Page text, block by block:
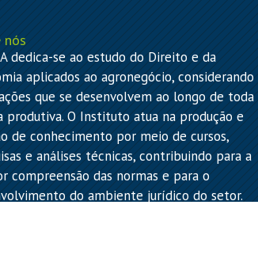
nós
dedica-se ao estudo do Direito e da
aplicados ao agronegócio, considerando
que se desenvolvem ao longo de toda
produtiva. O Instituto atua na produção e
de conhecimento por meio de cursos,
e análises técnicas, contribuindo para a
compreensão das normas e para o
do ambiente jurídico do setor.